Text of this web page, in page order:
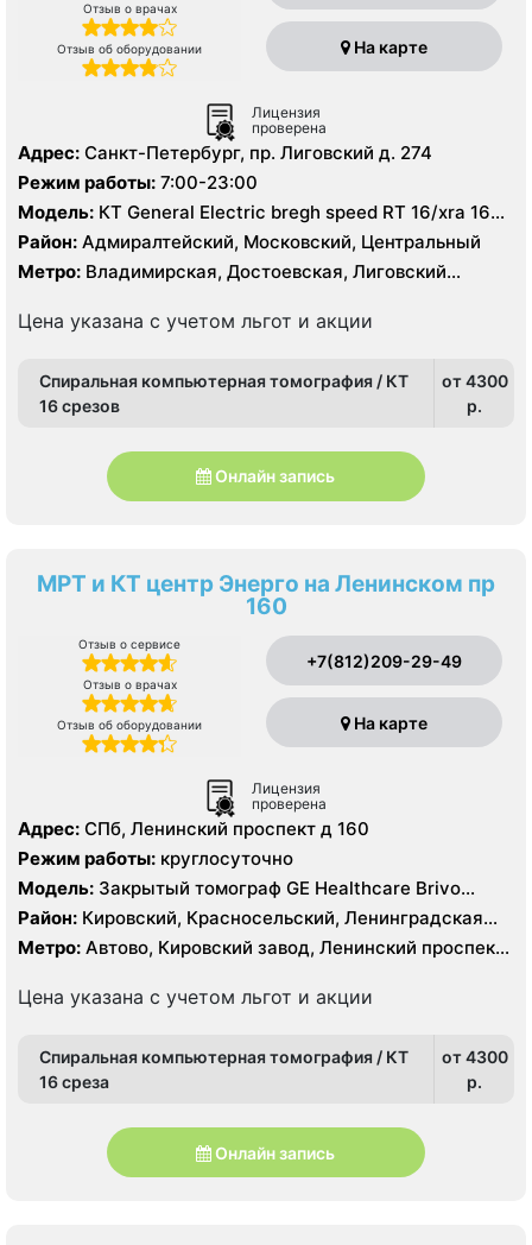
Отзыв о врачах
Отзыв об оборудовании На карте
Лицензия
проверена
Адрес: Санкт-Петербург, пр. Лиговский д. 274
Режим работы: 7:00-23:00
Модель: КТ General Electric bregh speed RT 16/xra 16
срезов, УЗИ
Район: Адмиралтейский, Московский, Центральный
Метро: Владимирская, Достоевская, Лиговский
Цена указана с учетом льгот и акции
Спиральная компьютерная томография / КТ
16 срезов
от 4300
p.
Онлайн запись
МРТ и КТ центр Энерго на Ленинском пр
160
Отзыв о сервисе
Отзыв о врачах
Отзыв об оборудовании
+7(812)209-29-49
На карте
Лицензия
проверена
Адрес: СПб, Ленинский проспект д 160
Режим работы: круглосуточно
Модель: Закрытый томограф GE Healthcare Brivo
MR355 1.5 Тесла, КТ General Electric Optima CT 520 16
срезов
Район: Кировский, Красносельский, Ленинградская
область, Московский, Петродворцовый, Пушкинский
Метро: Автово, Кировский завод, Ленинский проспект,
Шушары
Цена указана с учетом льгот и акции
Спиральная компьютерная томография / КТ
16 среза
от 4300
p.
Онлайн запись